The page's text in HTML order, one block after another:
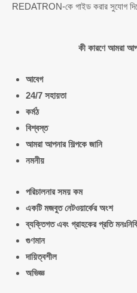
REDATRON-কে গাইড করার সুযোগ
কী কারণে আমরা
আবেগ
24/7 সহায়তা
কর্মঠ
বিশ্বস্ত
আমরা আপনার শিল্পকে জানি
নমনীয়
পরিচালনার সময় কম
একটি মজবুত নেটওয়ার্কের অংশ
ব্যক্তিগত এবং গ্রাহকের প্রতি
গুণমান
দায়িত্বশীল
অভিজ্ঞ